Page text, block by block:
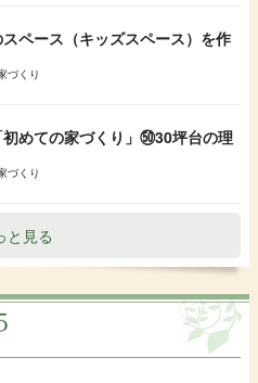
ペース（キッズスペース）を作
づくり
めての家づくり」㊿30坪台の理
づくり
と見る